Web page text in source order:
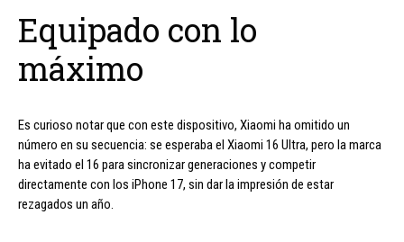
Equipado con lo
máximo
Es curioso notar que con este dispositivo, Xiaomi ha omitido un
número en su secuencia: se esperaba el Xiaomi 16 Ultra, pero la marca
ha evitado el 16 para sincronizar generaciones y competir
directamente con los iPhone 17, sin dar la impresión de estar
rezagados un año.